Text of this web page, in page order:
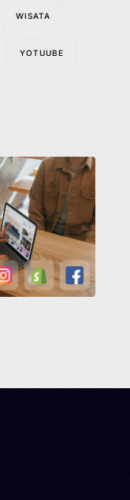
WISATA
YOTUUBE